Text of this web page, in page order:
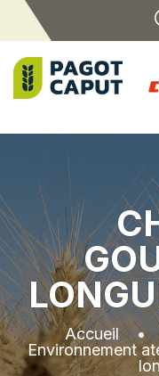
Accueil
Environnement